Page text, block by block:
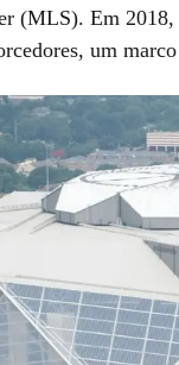
(MLS). Em
um